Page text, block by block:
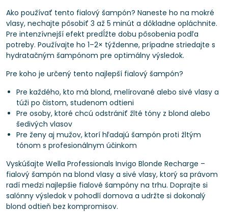
Ako používať tento fialový šampón? Naneste ho na mokré
vlasy, nechajte pôsobiť 3 až 5 minút a dôkladne opláchnite.
Pre intenzívnejší efekt predĺžte dobu pôsobenia podľa
potreby. Používajte ho 1–2× týždenne, prípadne striedajte s
hydratačným šampónom pre optimálny výsledok.
Pre koho je určený tento najlepší fialový šampón?
Pre každého, kto má blond, melírované alebo sivé vlasy a
túži po čistom, studenom odtieni
Pre osoby, ktoré chcú odstrániť žlté tóny z blond alebo
šedivých vlasov
Pre ženy aj mužov, ktorí hľadajú šampón proti žltým
tónom s profesionálnym účinkom
Vyskúšajte Wella Professionals Invigo Blonde Recharge –
fialový šampón na blond vlasy a sivé vlasy, ktorý sa právom
radí medzi najlepšie fialové šampóny na trhu. Doprajte si
salónny výsledok v pohodlí domova a udržte si dokonalý
blond odtieň bez kompromisov.